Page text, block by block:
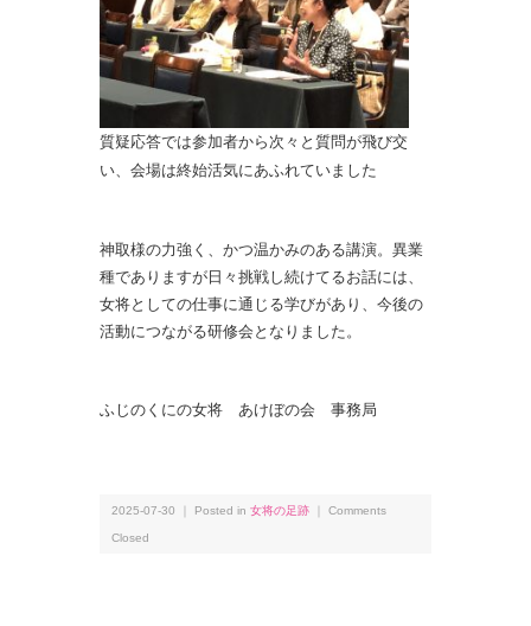
質疑応答では参加者から次々と質問が飛び交
い、会場は終始活気にあふれていました
神取様の力強く、かつ温かみのある講演。異業
種でありますが日々挑戦し続けてるお話には、
女将としての仕事に通じる学びがあり、今後の
活動につながる研修会となりました。
ふじのくにの女将 あけぼの会 事務局
2025-07-30 ｜ Posted in 女将の足跡 Comments
Closed